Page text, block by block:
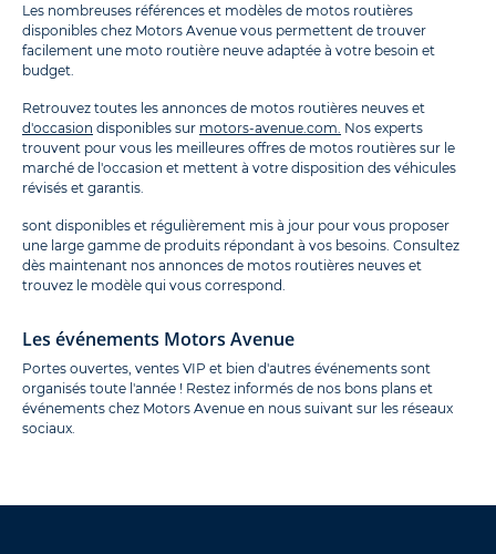
Les nombreuses références et modèles de motos routières
disponibles chez Motors Avenue vous permettent de trouver
facilement une moto routière neuve adaptée à votre besoin et
budget.
Retrouvez toutes les annonces de motos routières neuves et
d'occasion disponibles sur motors-avenue.com. Nos experts
trouvent pour vous les meilleures offres de motos routières sur le
marché de l'occasion et mettent à votre disposition des véhicules
révisés et garantis.
sont disponibles et régulièrement mis à jour pour vous proposer
une large gamme de produits répondant à vos besoins. Consultez
dès maintenant nos annonces de motos routières neuves et
trouvez le modèle qui vous correspond.
Les événements Motors Avenue
Portes ouvertes, ventes VIP et bien d'autres événements sont
organisés toute l'année ! Restez informés de nos bons plans et
événements chez Motors Avenue en nous suivant sur les réseaux
sociaux.